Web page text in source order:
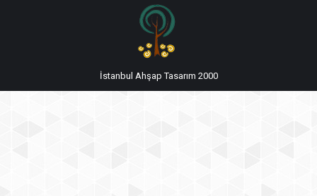
İstanbul Ahşap Tasarım 2000